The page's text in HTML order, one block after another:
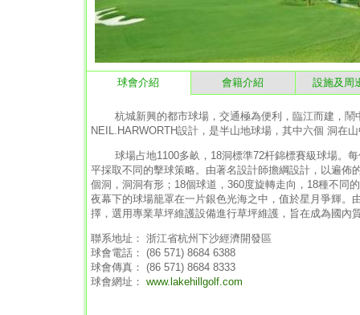
球會介紹 會籍介紹 設施及周
杭城新興的都市球場，交通極為便利，臨江而建，鬧
NEIL.HARWORTH設計，是半山地球場，其中六個 洞在
球場占地1100多畝，18洞標準72杆錦標賽級球場。每
平採取不同的擊球策略。由著名設計師擔綱設計，以遍佈
個洞，洞洞有形；18個球道，360度旋轉走向，18種不同
夜幕下的球場籠罩在一片銀色光海之中，值於星月爭輝。
擇，選用專業草坪維護設備進行草坪維護，旨在成為國內
聯系地址： 浙江省杭州下沙經濟開發區
球會電話： (86 571) 8684 6388
球會傳真： (86 571) 8684 8333
球會網址： www.lakehillgolf.com